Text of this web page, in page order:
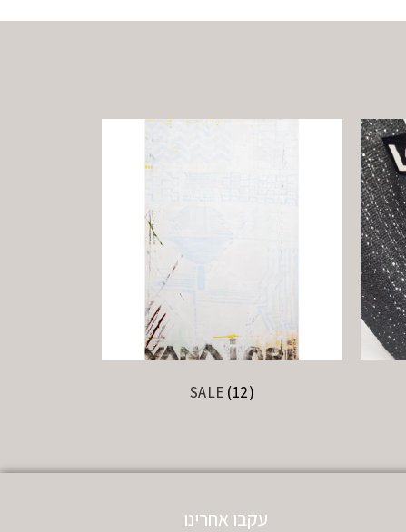
SALE (12)
עקבו אחרינו